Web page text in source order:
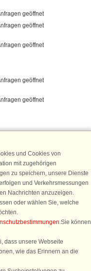
geöffnet
geöffnet
geöffnet
geöffnet
geöffnet
an
25 €für Ihren nächsten
den DanCenter Newsletter
Gewinnspiele und
und Cookies von
mit zugehörigen
zu speichern, unsere Dienste
und Verkehrsmessungen
Nachrichten anzuzeigen.
oder wählen Sie, welche
.Sie können
dass unsere Webseite
wie das Erinnern an die